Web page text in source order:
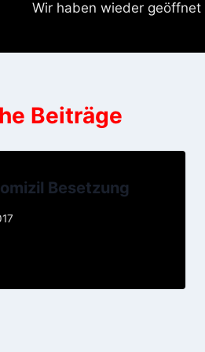
Wir haben wieder geöffnet
Beiträge
Besetzung